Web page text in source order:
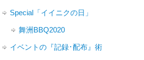
Special「イイニクの日」
舞洲BBQ2020
イベントの『記録･配布』術